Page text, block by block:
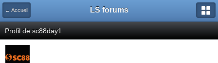
← Accueil LS forums
Profil de sc88day1